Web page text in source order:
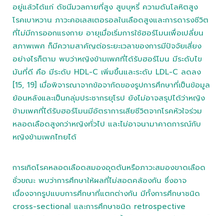
อยู่แล้วได้แก่ ดัชนีมวลกายที่สูง สูบบุหรี่ ความดันโลหิตสูง
โรคเบาหวาน ภาวะคอเลสเตอรอลในเลือดสูงและการดารงชีวิต
ที่ไม่มีการออกแรงกาย อายุเมื่อเริ่มการใช้ฮอร์โมนเพื่อเปลี่ยน
สภาพเพศ ก็มีความสาคัญต่อระยะเวลาของการมีปัจจัยเสี่ยง
อย่างไรก็ตาม พบว่าหญิงข้ามเพศที่ได้รับฮอร์โมน มีระดับไข
มันที่ดี คือ มีระดับ HDL-C เพิ่มขึ้นและระดับ LDL-C ลดลง
[15, 19] เมื่อพิจารณาจากข้อจากัดของรูปการศึกษาที่เป็นข้อมูล
ย้อนหลังและเป็นกลุ่มประชากรยุโรป ยังไม่อาจสรุปได้ว่าหญิง
ข้ามเพศที่ได้รับฮอร์โมนมีอัตราการเสียชีวิตจากโรคหัวใจร่วม
หลอดเลือดสูงกว่าหญิงทั่วไป และไม่อาจนามาคาดการณ์กับ
หญิงข้ามเพศไทยได้
การเกิดโรคหลอดเลือดสมองอุดตันหรือภาวะสมองขาดเลือด
ชั่วขณะ พบว่าการศึกษาให้ผลที่ไม่สอดคล้องกัน ซึ่งอาจ
เนื่องจากรูปแบบการศึกษาที่แตกต่างกัน มีทั้งการศึกษาชนิด
cross-sectional และการศึกษาชนิด retrospective